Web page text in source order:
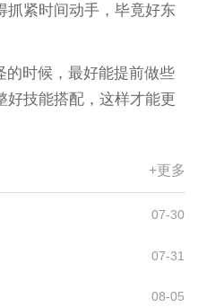
抓紧时间动手，毕竟好东
的时候，最好能提前做些
好技能搭配，这样才能更
+更多
07-30
07-31
08-05